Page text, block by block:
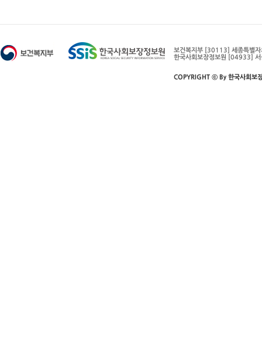
보건복지부 [30113] 세종특별
한국사회보장정보원 [04933]
COPYRIGHT ⓒ By 한국사회보